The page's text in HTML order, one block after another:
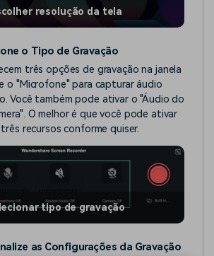
resolução da tela
o Tipo de Gravação
três opções de gravação na janela
o "Microfone" para capturar áudio
Você também pode ativar o "Áudio do
O melhor é que você pode ativar
recursos conforme quiser.
tipo de gravação
as Configurações da Gravação